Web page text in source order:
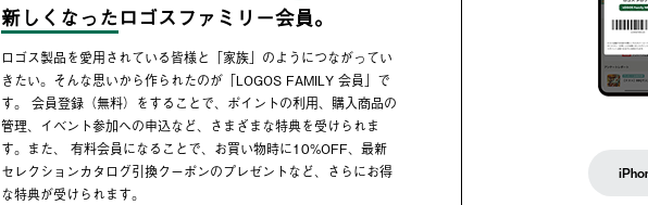
新しくなったロゴスファミリー会員。
ロゴス製品を愛用されている皆様と「家族」のようにつながってい
きたい。そんな思いから作られたのが「LOGOS FAMILY 会員」で
す。 会員登録（無料）をすることで、ポイントの利用、購入商品の
管理、イベント参加への申込など、さまざまな特典を受けられま
す。また、 有料会員になることで、お買い物時に10%OFF、最新
セレクションカタログ引換クーポンのプレゼントなど、さらにお得
な特典が受けられます。